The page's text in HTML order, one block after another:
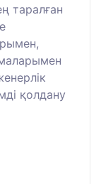
таралған
қолдану